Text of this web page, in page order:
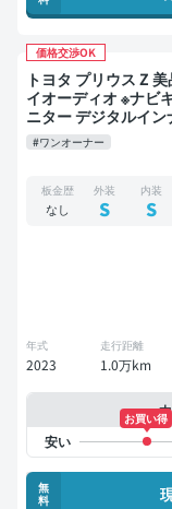
価格交渉OK
トヨタ プリウス Z 美品 禁煙車 整備記録簿あり ディスプレ
イオーディオ ※ナビ
ニター デジタルイ
キー ETC 電動バッ
ライブレコーダー 衝
#ワンオーナー
板金歴
なし
外装
S
内装
S
年式
2023
走行距離
1.0万km
お買い得
無
料